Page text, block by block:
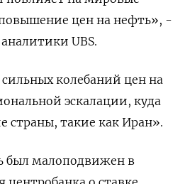
цен на нефть», -
UBS.
колебаний цен на
эскалации, куда
страны, такие как Иран».
был малоподвижен в